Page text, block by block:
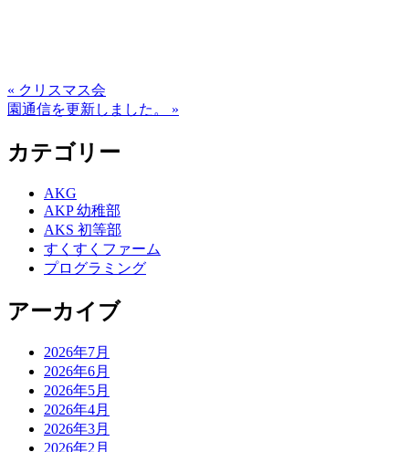
« クリスマス会
園通信を更新しました。 »
カテゴリー
AKG
AKP 幼稚部
AKS 初等部
すくすくファーム
プログラミング
アーカイブ
2026年7月
2026年6月
2026年5月
2026年4月
2026年3月
2026年2月